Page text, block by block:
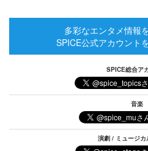
多彩なエンタメ情報
SPICE公式アカウント
SPICE総合ア
音楽
演劇 / ミュージカ